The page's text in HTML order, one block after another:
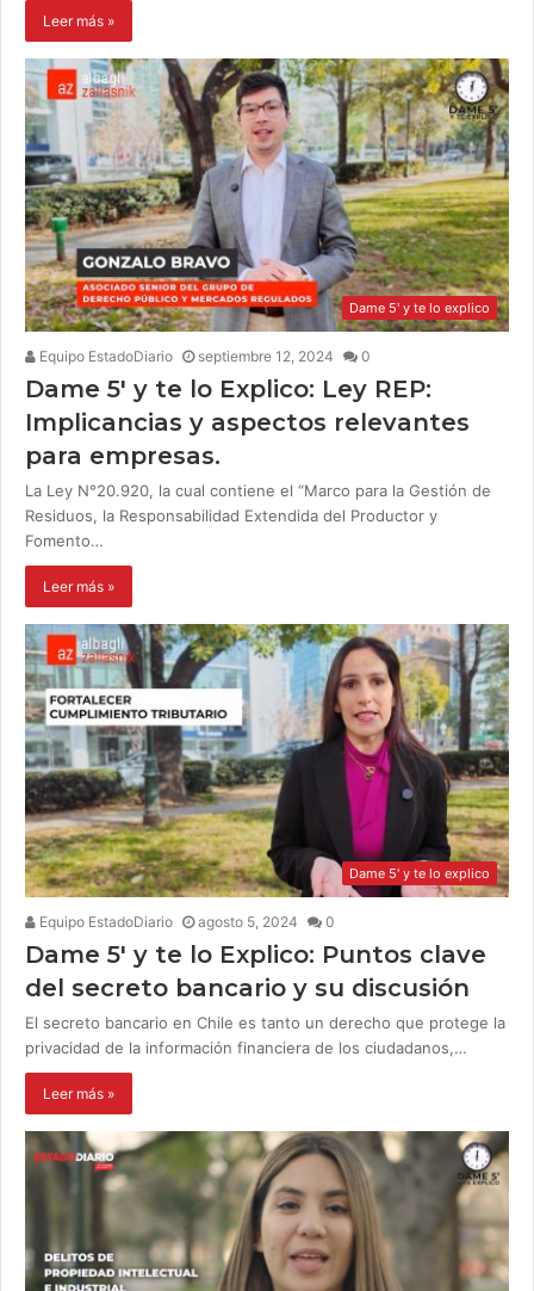
Leer más »
Dame 5' y te lo explico
Equipo EstadoDiario septiembre 12, 2024 0
Dame 5′ y te lo Explico: Ley REP:
Implicancias y aspectos relevantes
para empresas.
La Ley N°20.920, la cual contiene el “Marco para la Gestión de
Residuos, la Responsabilidad Extendida del Productor y
Fomento…
Leer más »
Dame 5' y te lo explico
Equipo EstadoDiario agosto 5, 2024 0
Dame 5′ y te lo Explico: Puntos clave
del secreto bancario y su discusión
El secreto bancario en Chile es tanto un derecho que protege la
privacidad de la información financiera de los ciudadanos,…
Leer más »